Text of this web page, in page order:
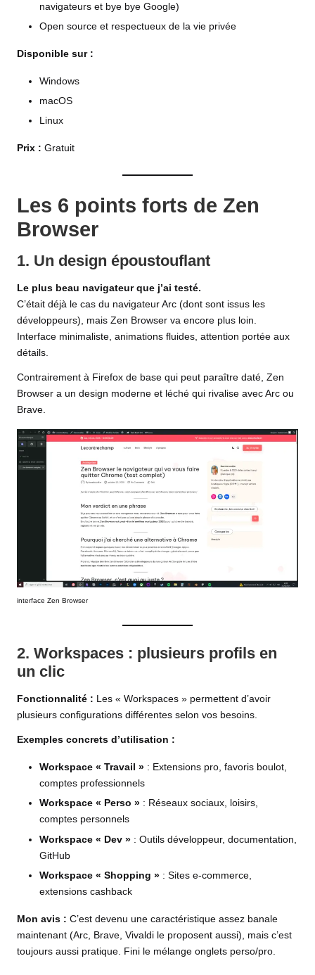
navigateurs et bye bye Google)
Open source et respectueux de la vie privée
Disponible sur :
Windows
macOS
Linux
Prix : Gratuit
Les 6 points forts de Zen
Browser
1. Un design époustouflant
Le plus beau navigateur que j’ai testé.
C’était déjà le cas du navigateur Arc (dont sont issus les
développeurs), mais Zen Browser va encore plus loin.
Interface minimaliste, animations fluides, attention portée aux
détails.
Contrairement à Firefox de base qui peut paraître daté, Zen
Browser a un design moderne et léché qui rivalise avec Arc ou
Brave.
interface Zen Browser
2. Workspaces : plusieurs profils en
un clic
Fonctionnalité : Les « Workspaces » permettent d’avoir
plusieurs configurations différentes selon vos besoins.
Exemples concrets d’utilisation :
Workspace « Travail » : Extensions pro, favoris boulot,
comptes professionnels
Workspace « Perso » : Réseaux sociaux, loisirs,
comptes personnels
Workspace « Dev » : Outils développeur, documentation,
GitHub
Workspace « Shopping » : Sites e-commerce,
extensions cashback
Mon avis : C’est devenu une caractéristique assez banale
maintenant (Arc, Brave, Vivaldi le proposent aussi), mais c’est
toujours aussi pratique. Fini le mélange onglets perso/pro.